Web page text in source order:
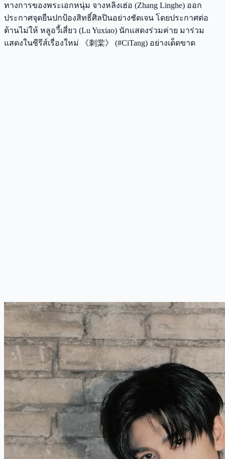
ทางการของพระเอกหนุ่ม จางหลิงเฮ่อ (Zhang Linghe) ออก
ประกาศจุดยืนปกป้องสิทธิ์ศิลปินอย่างชัดเจน โดยประกาศต่อ
ต้านไม่ให้ หลูอวี้เสี่ยว (Lu Yuxiao) นักแสดงร่วมค่าย มาร่วม
แสดงในซีรีส์เรื่องใหม่ 《刺棠》 (#CiTang) อย่างเด็ดขาด